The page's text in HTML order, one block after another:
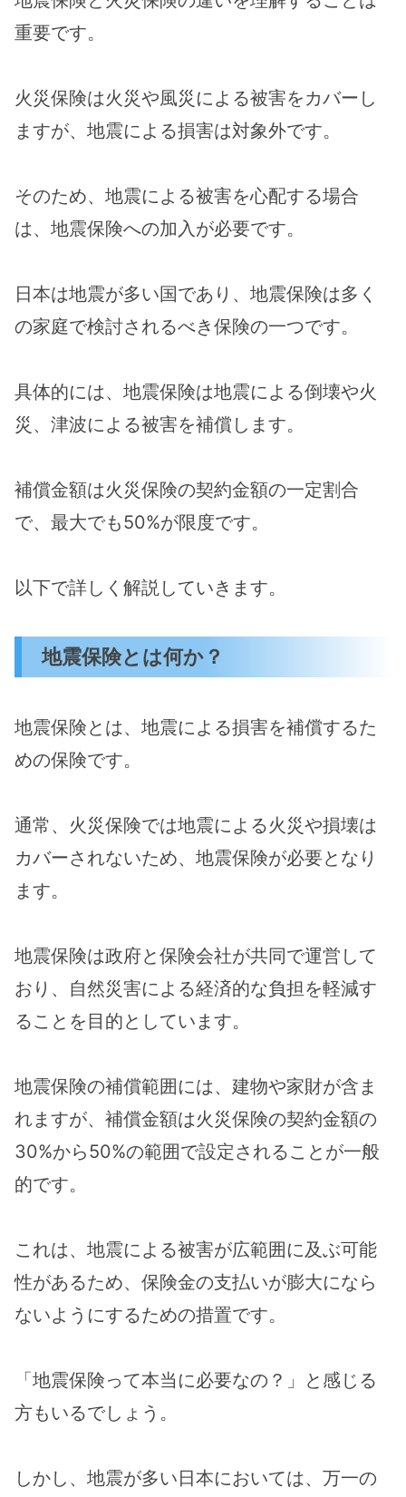
重要です。
火災保険は火災や風災による被害をカバーし
ますが、地震による損害は対象外です。
そのため、地震による被害を心配する場合
は、地震保険への加入が必要です。
日本は地震が多い国であり、地震保険は多く
の家庭で検討されるべき保険の一つです。
具体的には、地震保険は地震による倒壊や火
災、津波による被害を補償します。
補償金額は火災保険の契約金額の一定割合
で、最大でも50%が限度です。
以下で詳しく解説していきます。
地震保険とは何か？
地震保険とは、地震による損害を補償するた
めの保険です。
通常、火災保険では地震による火災や損壊は
カバーされないため、地震保険が必要となり
ます。
地震保険は政府と保険会社が共同で運営して
おり、自然災害による経済的な負担を軽減す
ることを目的としています。
地震保険の補償範囲には、建物や家財が含ま
れますが、補償金額は火災保険の契約金額の
30%から50%の範囲で設定されることが一般
的です。
これは、地震による被害が広範囲に及ぶ可能
性があるため、保険金の支払いが膨大になら
ないようにするための措置です。
「地震保険って本当に必要なの？」と感じる
方もいるでしょう。
しかし、地震が多い日本においては、万一の